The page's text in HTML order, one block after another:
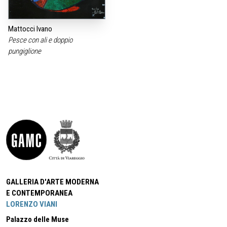
Mattocci Ivano
Pesce con ali e doppio
pungiglione
GALLERIA D'ARTE MODERNA
E CONTEMPORANEA
LORENZO VIANI
Palazzo delle Muse